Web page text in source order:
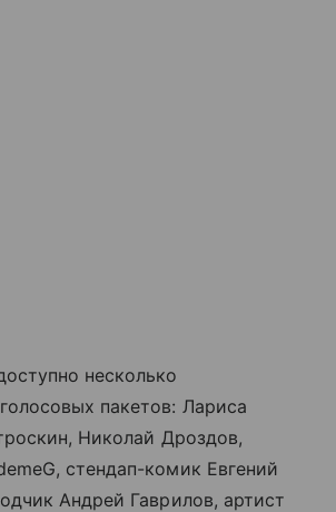
несколько
пакетов: Лариса
Николай Дроздов,
стендап-комик Евгений
Андрей Гаврилов, артист